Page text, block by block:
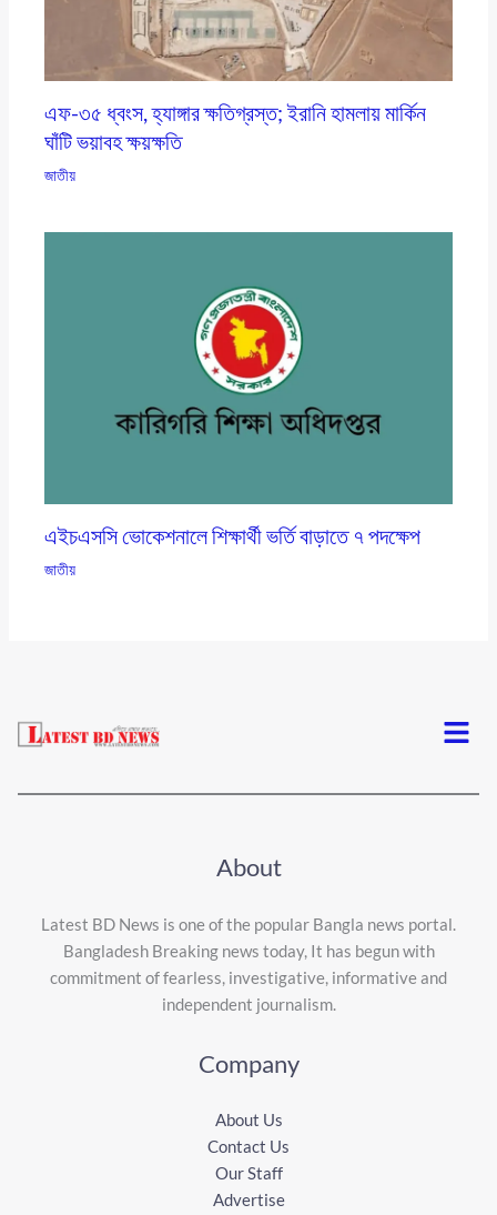
এফ-৩৫ ধ্বংস, হ্যাঙ্গার ক্ষতিগ্রস্ত; ইরানি হামলায় মার্কিন
ঘাঁটি ভয়াবহ ক্ষয়ক্ষতি
জাতীয়
এইচএসসি ভোকেশনালে শিক্ষার্থী ভর্তি বাড়াতে ৭ পদক্ষেপ
জাতীয়
Menu
About
Latest BD News is one of the popular Bangla news portal.
Bangladesh Breaking news today, It has begun with
commitment of fearless, investigative, informative and
independent journalism.
Company
About Us
Contact Us
Our Staff
Advertise